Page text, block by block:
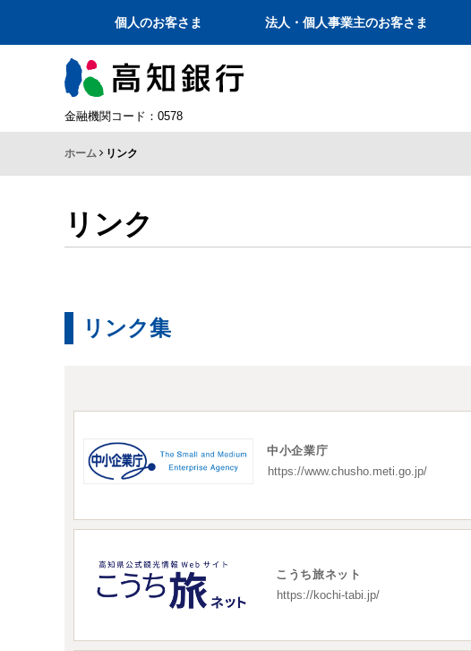
個人のお客さま 法人・個人事業主のお客さま
金融機関コード：0578
ホーム リンク
リンク
リンク集
中小企業庁
https://www.chusho.meti.go.jp/
こうち旅ネット
https://kochi-tabi.jp/